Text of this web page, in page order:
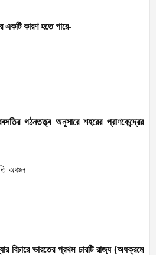
একটি কারণ হতে পারে-
গঠনতত্ত্ব অনুসারে শহরের প্রাণকেন্দ্রের
অঞ্চল
বিচারে ভারতের প্রথম চারটি রাজ্য (অধক্রমে